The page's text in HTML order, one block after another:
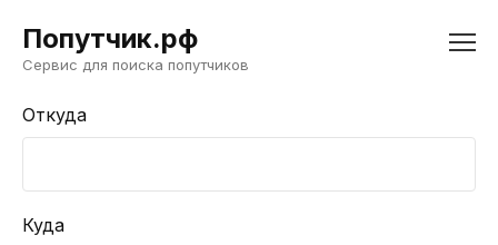
Попутчик.рф
Сервис для поиска попутчиков
Откуда
Куда